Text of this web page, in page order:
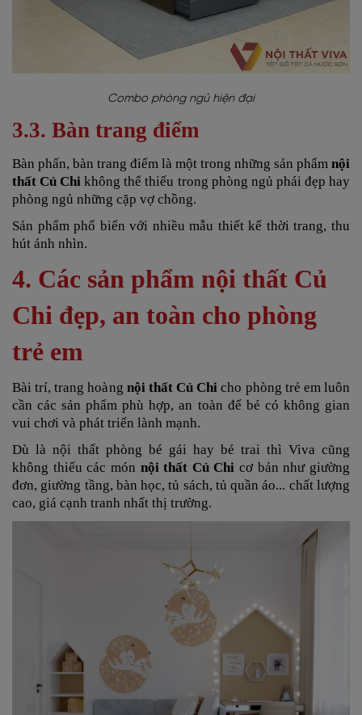
Combo phòng ngủ hiện đại
3.3. Bàn trang điểm
Bàn phấn, bàn trang điểm là một trong những sản phẩm nội
thất Củ Chi không thể thiếu trong phòng ngủ phái đẹp hay
phòng ngủ những cặp vợ chồng.
Sản phẩm phổ biến với nhiều mẫu thiết kế thời trang, thu
hút ánh nhìn.
4. Các sản phẩm nội thất Củ
Chi đẹp, an toàn cho phòng
trẻ em
Bài trí, trang hoàng nội thất Củ Chi cho phòng trẻ em luôn
cần các sản phẩm phù hợp, an toàn để bé có không gian
vui chơi và phát triển lành mạnh.
Dù là nội thất phòng bé gái hay bé trai thì Viva cũng
không thiếu các món nội thất Củ Chi cơ bản như giường
đơn, giường tầng, bàn học, tủ sách, tủ quần áo... chất lượng
cao, giá cạnh tranh nhất thị trường.